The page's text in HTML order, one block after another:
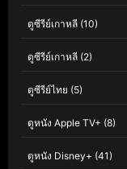
ดูซีรีย์เกาหลี (10)
ดูซีรีย์เกาหลี (2)
ดูซีรีย์ไทย (5)
ดูหนัง Apple TV+ (8)
ดูหนัง Disney+ (41)